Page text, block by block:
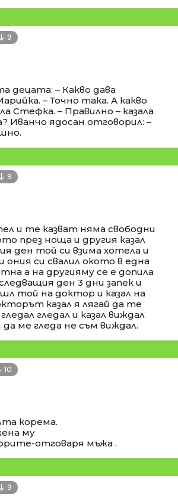
9
децата: – Какво дава
– Точно така. А какво
Стефка. – Правилно – казала
Иванчо ядосан отговорил: –
9
и те казват няма свободни
през ноща и другия казал
ден той си взима хотела и
си свалил окото в една
а на другияму се е допила
ден 3 дни запек и
той на доктор и казал на
казал я лягай да те
гледал и казал виждал
ме гледа не съм виждал.
10
корема.
му
отговаря мъжа .
9